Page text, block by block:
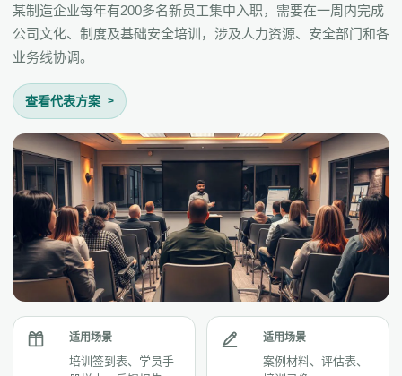
某制造企业每年有200多名新员工集中入职，需要在一周内完成
公司文化、制度及基础安全培训，涉及人力资源、安全部门和各
业务线协调。
查看代表方案
适用场景
培训签到表、学员手
适用场景
案例材料、评估表、